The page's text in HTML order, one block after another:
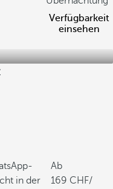
Verfügbarkeit
einsehen
in der
Ab
169
/